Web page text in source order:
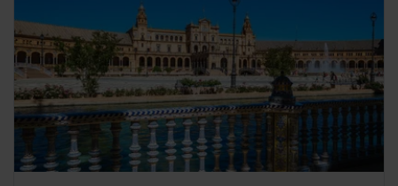
zyskają nowe medium, dzięki któremu będą mogli śledzić
najważniejszy piłkarski turniej, korzystając z jednej z
najpopularniejszych platform wideo. Sprawdź, które mecze
będzie można obejrzeć na YouTube oraz co ta zmiana
oznacza dla kibiców.
więcej...